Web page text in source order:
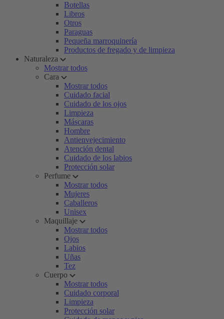
Botellas
Libros
Otros
Paraguas
Pequeña marroquinería
Productos de fregado y de limpieza
Naturaleza
Mostrar todos
Cara
Mostrar todos
Cuidado facial
Cuidado de los ojos
Limpieza
Máscaras
Hombre
Antienvejecimiento
Atención dental
Cuidado de los labios
Protección solar
Perfume
Mostrar todos
Mujeres
Caballeros
Unisex
Maquillaje
Mostrar todos
Ojos
Labios
Uñas
Tez
Cuerpo
Mostrar todos
Cuidado corporal
Limpieza
Protección solar